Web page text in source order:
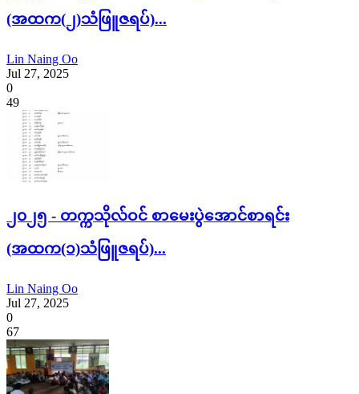
(အထက(၂)သံဖြူဇရပ်)...
Lin Naing Oo
Jul 27, 2025
0
49
၂၀၂၅ - တက္ကသိုလ်ဝင် စာမေးပွဲအောင်စာရင်း
(အထက(၁)သံဖြူဇရပ်)...
Lin Naing Oo
Jul 27, 2025
0
67